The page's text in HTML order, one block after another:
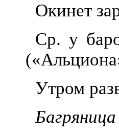
Окинет
Ср. у
Утром
Багряница